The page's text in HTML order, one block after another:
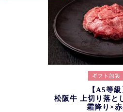
【A5等級
松阪牛 上切り落と
霜降り×